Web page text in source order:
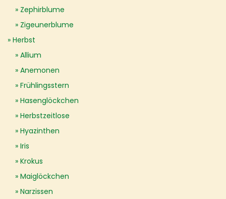
Zephirblume
Zigeunerblume
Herbst
Allium
Anemonen
Frühlingsstern
Hasenglöckchen
Herbstzeitlose
Hyazinthen
Iris
Krokus
Maiglöckchen
Narzissen